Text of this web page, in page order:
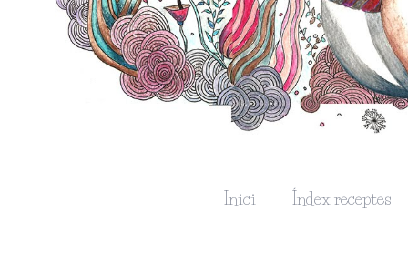
Inici Índex receptes